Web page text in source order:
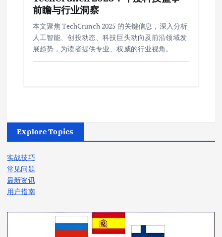
前瞻与行业洞察
本文聚焦 TechCrunch 2025 的关键信息，深入分析
人工智能、创投动态、科技巨头动向及前沿领域发
展趋势，为读者提供专业、权威的行业视角。
Explore Topics
实战技巧
常见问题
最新资讯
用户指南